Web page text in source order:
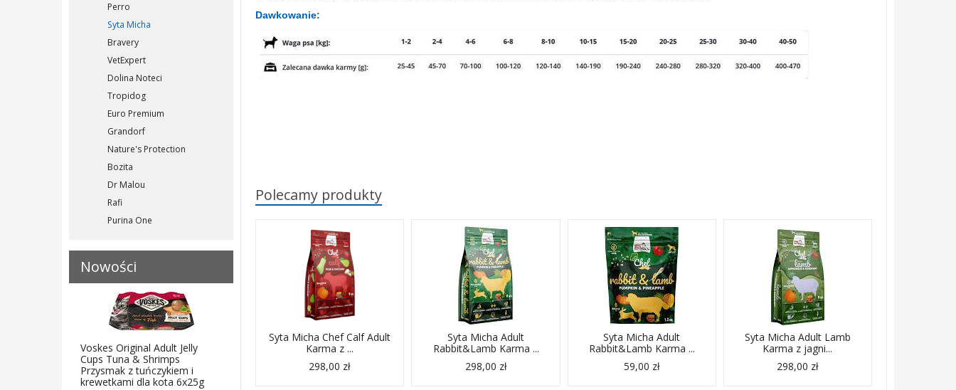
Dawkowanie:
Polecamy produkty
Syta Micha Chef Calf Adult
Karma z ...
298,00 zł
Syta Micha Adult
Rabbit&Lamb Karma ...
298,00 zł
Syta Micha Adult
Rabbit&Lamb Karma ...
59,00 zł
Syta Micha Adult Lamb
Karma z jagni...
298,00 zł
Perro
Syta Micha
Bravery
VetExpert
Dolina Noteci
Tropidog
Euro Premium
Grandorf
Nature's Protection
Bozita
Dr Malou
Rafi
Purina One
Nowości
Voskes Original Adult Jelly
Cups Tuna & Shrimps
Przysmak z tuńczykiem i
krewetkami dla kota 6x25g